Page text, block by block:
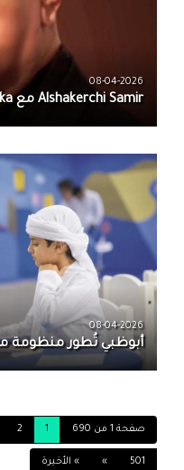
08-04-2026
08-04-2026
أبوظبي تُطور منظومة
صفحة 1 من 690 1
2
501
» » الأخيرة